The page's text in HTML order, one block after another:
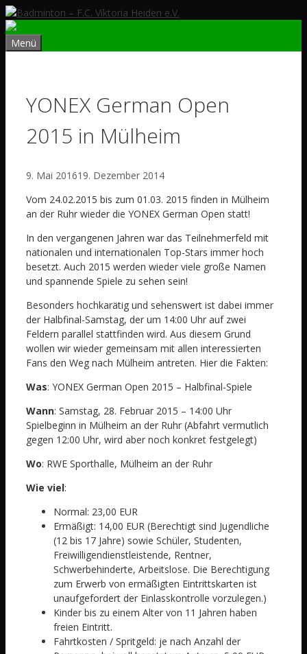
Zum
Inhalt
springen
Menü
YONEX German Open
2015 in Mülheim
9. Mai 201619. Dezember 2014
Vom 24.02.2015 bis zum 01.03. 2015 finden in Mülheim
an der Ruhr wieder die YONEX German Open statt!
In den vergangenen Jahren war das Teilnehmerfeld mit
nationalen und internationalen Top-Stars immer hoch
besetzt. Auch 2015 werden wieder viele große Namen
und spannende Spiele zu sehen sein!
Besonders hochkarätig und sehenswert ist dabei immer
der Halbfinal-Samstag, der um 14:00 Uhr auf zwei
Feldern parallel stattfinden wird. Aus diesem Grund
wollen wir wieder gemeinsam mit allen interessierten
Fans den Weg nach Mülheim antreten. Hier die Fakten:
Was: YONEX German Open 2015 – Halbfinal-Spiele
Wann: Samstag, 28. Februar 2015 – 14:00 Uhr
Spielbeginn in Mülheim an der Ruhr (Abfahrt vermutlich
gegen 12:00 Uhr, wird aber noch konkret festgelegt)
Wo: RWE Sporthalle, Mülheim an der Ruhr
Wie viel:
Normal: 23,00 EUR
Ermäßigt: 14,00 EUR (Berechtigt sind Jugendliche
(12 bis 17 Jahre) sowie Schüler, Studenten,
Freiwilligendienstleistende, Rentner,
Schwerbehinderte, Arbeitslose. Die Berechtigung
zum Erwerb von ermäßigten Eintrittskarten ist
unaufgefordert der Einlasskontrolle vorzulegen.)
Kinder bis zu einem Alter von 11 Jahren haben
freien Eintritt.
Fahrtkosten / Spritgeld: je nach Anzahl der